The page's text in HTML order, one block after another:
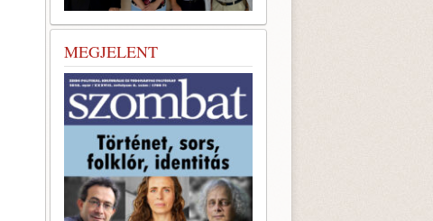
MEGJELENT